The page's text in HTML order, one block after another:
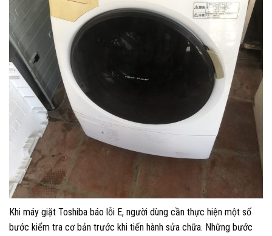
Khi máy giặt Toshiba báo lỗi E, người dùng cần thực hiện một số
bước kiểm tra cơ bản trước khi tiến hành sửa chữa. Những bước